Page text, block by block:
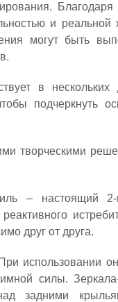
и реальной
могут быть
в нескольких
подчеркнуть
творческими
– настоящий 2-
друг от друга.
использовании
силы.
задними